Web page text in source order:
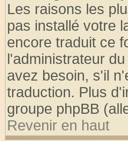
Les raisons les
pas installé votre
encore traduit ce
l'administrateur
avez besoin, s'il
traduction. Plus
groupe phpBB
Revenir en haut